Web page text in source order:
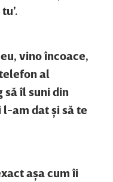
vino încoace,
al
îl suni din
l-am dat şi să te
aşa cum îi